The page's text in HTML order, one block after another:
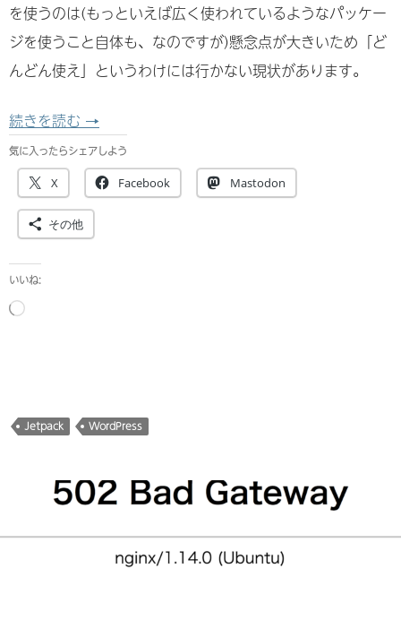
を使うのは(もっといえば広く使われているようなパッケー
ジを使うこと自体も、なのですが)懸念点が大きいため「ど
んどん使え」というわけには行かない現状があります。
続きを読む WordPressプラグインでオートローダーを使う
→
気に入ったらシェアしよう
X Facebook Mastodon
その他
いいね:
読
Jetpack WordPress